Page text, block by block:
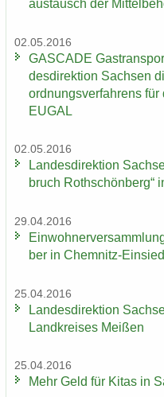
aus­tausch der
02.05.2016
GAS­CA­DE
des­di­rek­ti­on Sach­sen
ord­nungs­ver­fah­rens
EUGAL
02.05.2016
Lan­des­di­rek­ti­on
bruch Roth­schön­berg“
29.04.2016
ber in Chemnitz-​
25.04.2016
Lan­des­di­rek­ti­on
Land­krei­ses Mei­ßen
25.04.2016
Mehr Geld für Kitas in